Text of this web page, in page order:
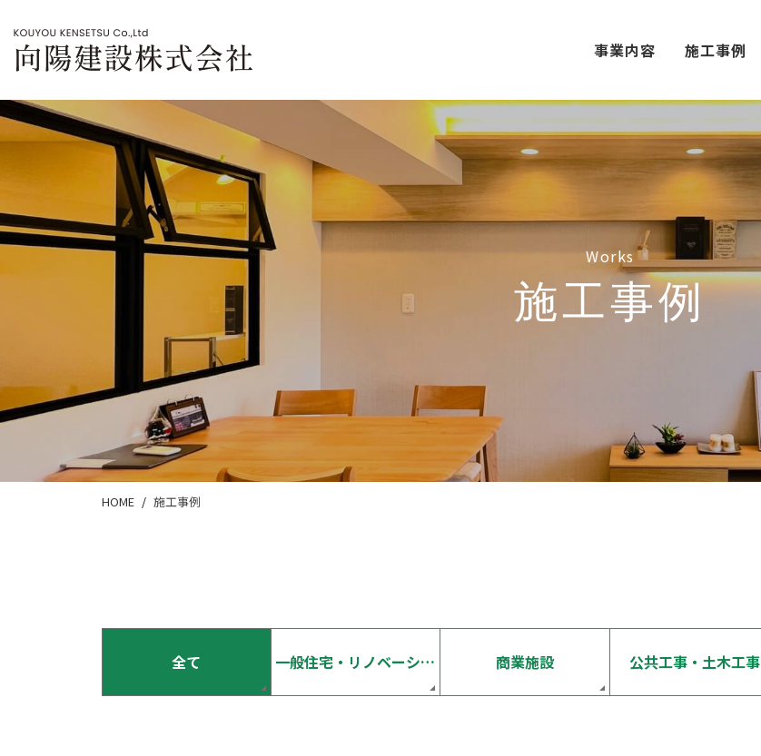
事業内容 施工事例
施工事例
Works
HOME 施工事例
全て 一般住宅・リノベーション 商業施設 公共工事・土木工事